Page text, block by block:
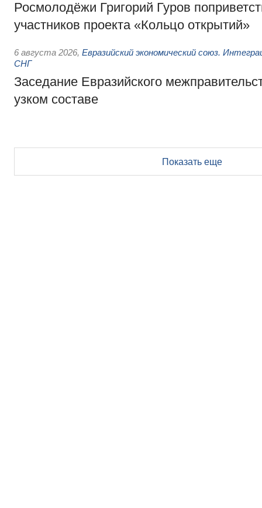
Росмолодёжи Григорий Гуров
участников проекта «Кольцо открытий»
6 августа 2026, Евразийский экономический союз.
СНГ
Заседание Евразийского
узком составе
Показать еще